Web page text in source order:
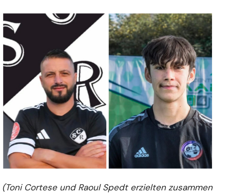
(Toni Cortese und Raoul Spedt erzielten zusammen